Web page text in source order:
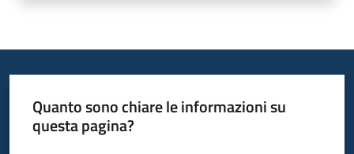
Quanto sono chiare le informazioni su
questa pagina?